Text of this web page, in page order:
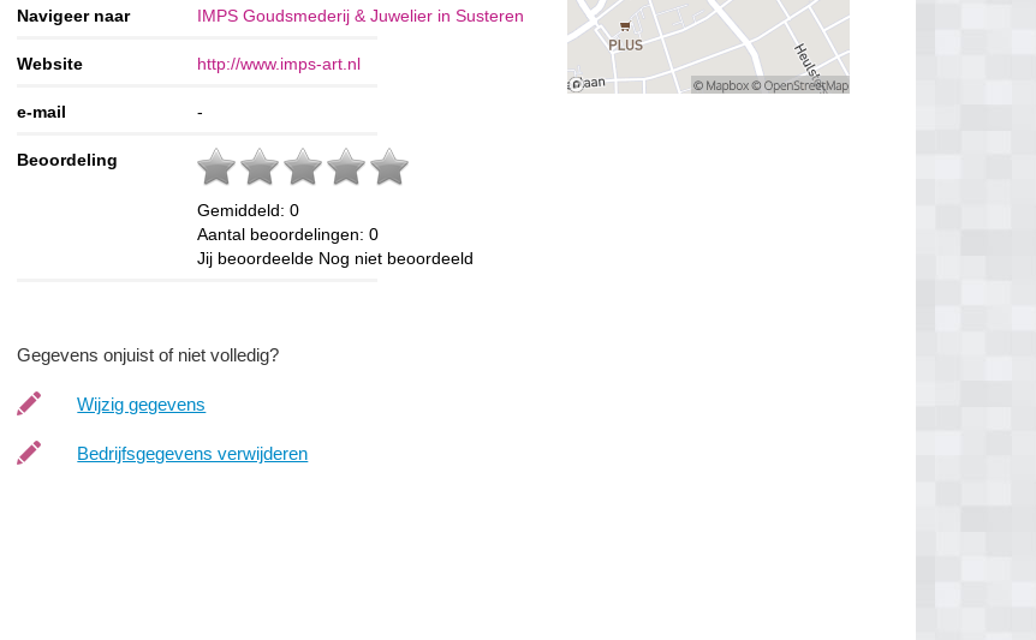
Navigeer naar IMPS Goudsmederij & Juwelier in Susteren
Website http://www.imps-art.nl
e-mail -
Beoordeling
Gemiddeld:0
Aantal beoordelingen:0
Jij beoordeelde Nog niet beoordeeld
Gegevens onjuist of niet volledig?
Wijzig gegevens
Bedrijfsgegevens verwijderen